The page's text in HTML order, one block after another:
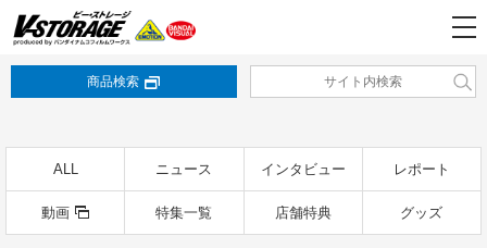
商品検索
ALL ニュース インタビュー レポート
動画 特集一覧 店舗特典 グッズ